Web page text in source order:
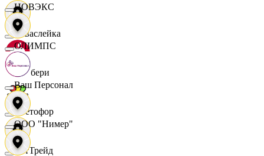
Саваслейка
Самбери
Светофор
СетТрейд
НОВЭКС
ОЛИМПС
Ваш Персонал
ООО "Нимер"